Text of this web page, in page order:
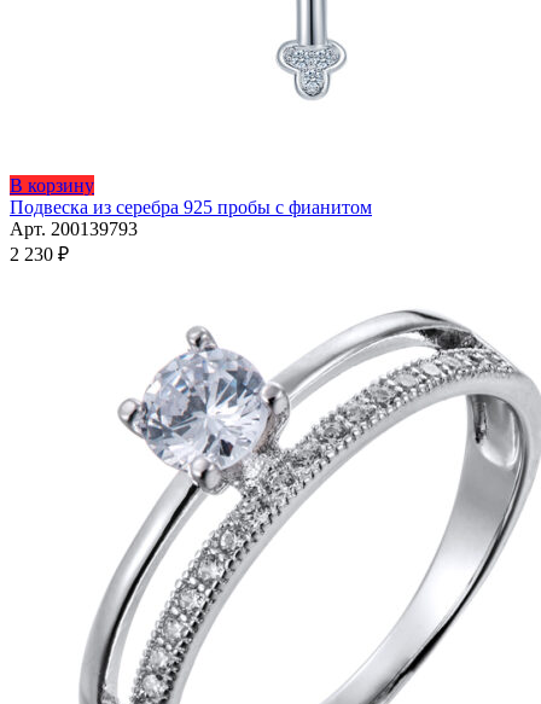
В корзинуЭтот
товар
имеет
странице
товара.
Подвеска из серебра 925 пробы с фианитом
Арт. 200139793
2 230 ₽